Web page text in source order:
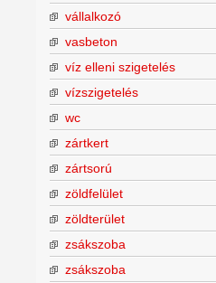
vállalkozó
vasbeton
víz elleni szigetelés
vízszigetelés
wc
zártkert
zártsorú
zöldfelület
zöldterület
zsákszoba
zsákszoba